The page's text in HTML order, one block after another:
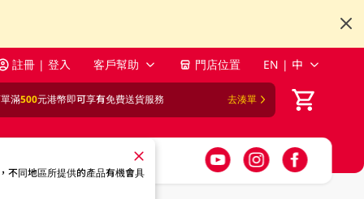
註冊 | 登入 客戶幫助 門店位置 EN | 中
滿500元港幣即可享有免費送貨服務 去湊單
不同地區所提供的產品有機會具